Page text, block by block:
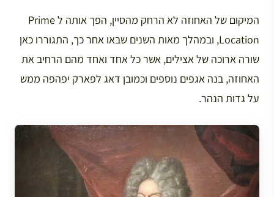
המיקום של האחוזה לא הרחק מהסיין, הפך אותה ל Prime
Location, ובמהלך מאות השנים שבאו אחר כך, התגוררו כאן
שורה ארוכה של אצילים, אשר כל אחד ואחד מהם הרחיב את
האחוזה, בנה אגפים נוספים וכמובן דאג לפארק יפהפה ממש
על גדות הנהר.